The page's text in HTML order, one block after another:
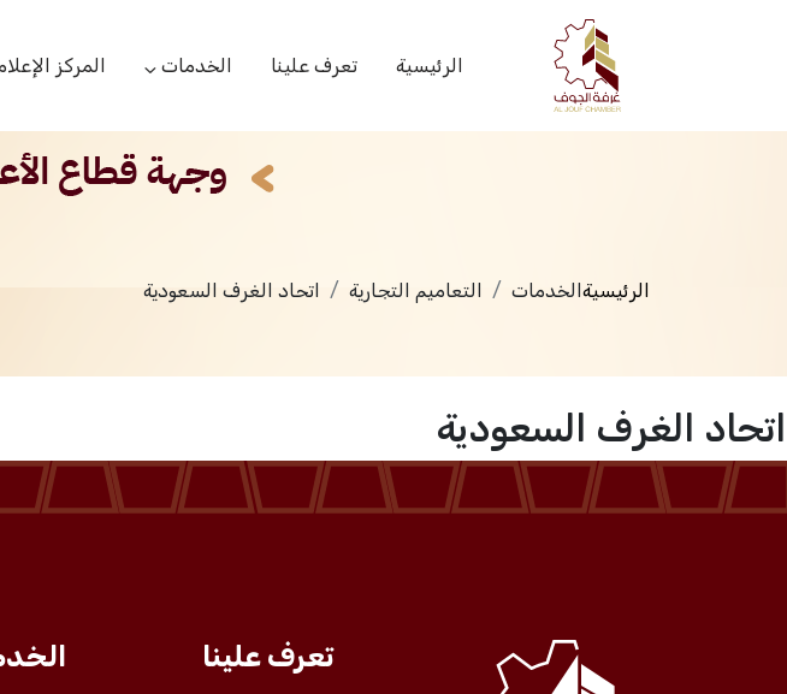
الرئيسية تعرف علينا الخدمات
التعاميم التجارية
بوابة المشتركين
مركز دعم المنشأت الناشئة
المركز
الأخبار
الشعار
الخدمات
الرئيسيةالخدمات التعاميم التجارية اتحاد الغرف السعودية
اتحاد الغرف السعودية
تعرف علينا